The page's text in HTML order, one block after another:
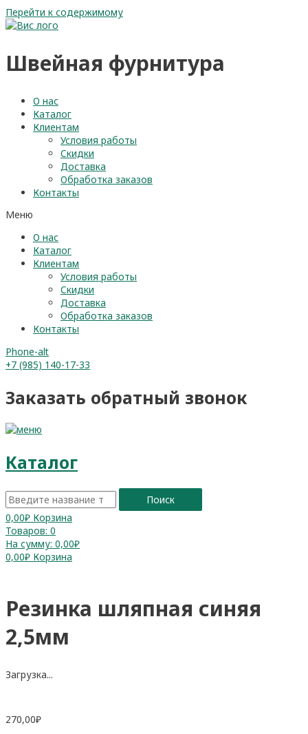
Перейти к содержимому
Швейная фурнитура
О нас
Каталог
Клиентам
Условия работы
Скидки
Доставка
Обработка заказов
Контакты
Меню
О нас
Каталог
Клиентам
Условия работы
Скидки
Доставка
Обработка заказов
Контакты
Phone-alt
+7 (985) 140-17-33
Заказать обратный звонок
Каталог
Поиск
0,00₽ Корзина
Товаров: 0
На сумму: 0,00₽
0,00₽ Корзина
Резинка шляпная синяя
2,5мм
Загрузка...
270,00₽